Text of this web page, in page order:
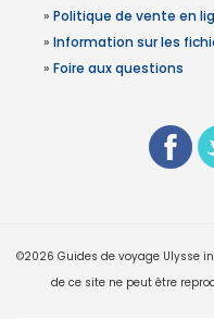
» Politique de vente en
» Information sur les
» Foire aux questions
©2026 Guides de voyage Ulysse
de ce site ne peut être